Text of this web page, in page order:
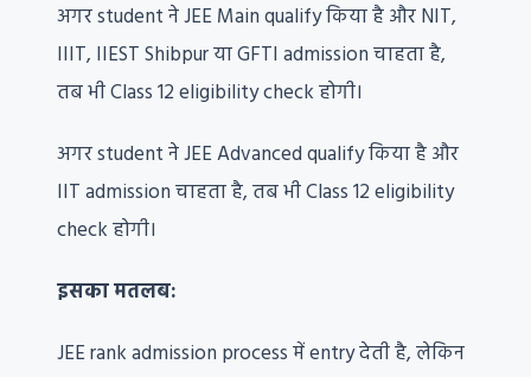
अगर student ने JEE Main qualify किया है और NIT,
IIIT, IIEST Shibpur या GFTI admission चाहता है,
तब भी Class 12 eligibility check होगी।
अगर student ने JEE Advanced qualify किया है और
IIT admission चाहता है, तब भी Class 12 eligibility
check होगी।
इसका मतलब:
JEE rank admission process में entry देती है, लेकिन